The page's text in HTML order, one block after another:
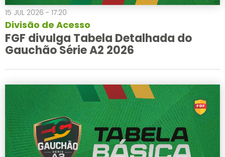
15 JUL 2026 - 17:20
Divisão de Acesso
FGF divulga Tabela Detalhada do
Gauchão Série A2 2026